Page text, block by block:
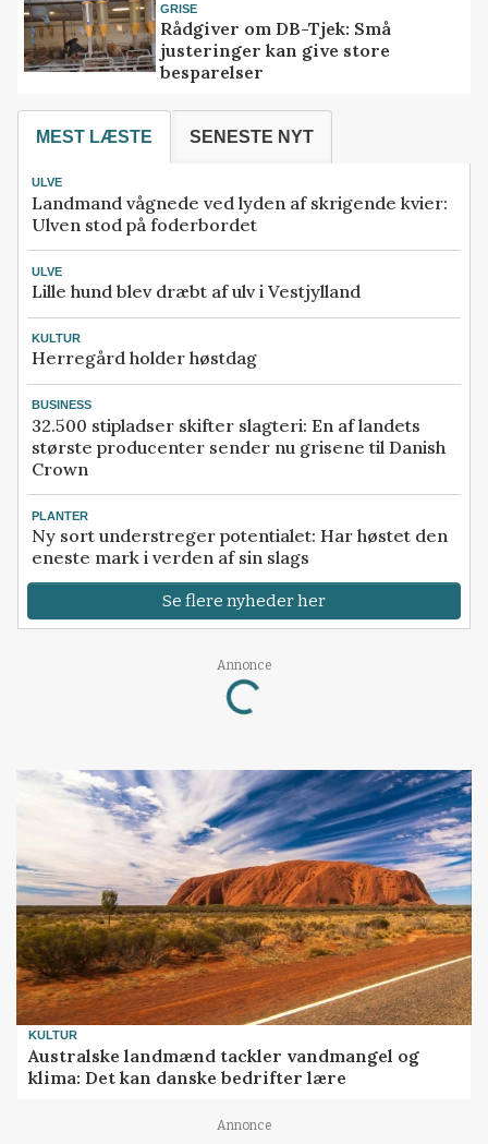
GRISE
Rådgiver om DB-Tjek: Små
justeringer kan give store
besparelser
MEST LÆSTE SENESTE NYT
ULVE
Landmand vågnede ved lyden af skrigende kvier:
Ulven stod på foderbordet
ULVE
Lille hund blev dræbt af ulv i Vestjylland
KULTUR
Herregård holder høstdag
BUSINESS
32.500 stipladser skifter slagteri: En af landets
største producenter sender nu grisene til Danish
Crown
PLANTER
Ny sort understreger potentialet: Har høstet den
eneste mark i verden af sin slags
Se flere nyheder her
Annonce
Loading...
KULTUR
Australske landmænd tackler vandmangel og
klima: Det kan danske bedrifter lære
Annonce